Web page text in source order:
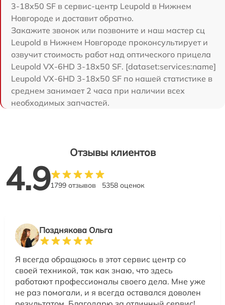
3-18x50 SF в сервис-центр Leupold в Нижнем
Новгороде и доставит обратно.
Закажите звонок или позвоните и наш мастер сц
Leupold в Нижнем Новгороде проконсультирует и
озвучит стоимость работ над оптического прицела
Leupold VX-6HD 3-18x50 SF. [dataset:services:name]
Leupold VX-6HD 3-18x50 SF по нашей статистике в
среднем занимает 2 часа при наличии всех
необходимых запчастей.
Отзывы клиентов
4.91799 отзывов 5358 оценок
Позднякова Ольга
Я всегда обращаюсь в этот сервис центр со
своей техникой, так как знаю, что здесь
работают профессионалы своего дела. Мне уже
не раз помогали, и я всегда оставался доволен